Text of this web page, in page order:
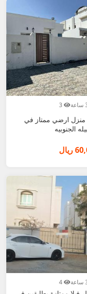
منزل ارضي ممتاز في
الجنوبيه
ريال